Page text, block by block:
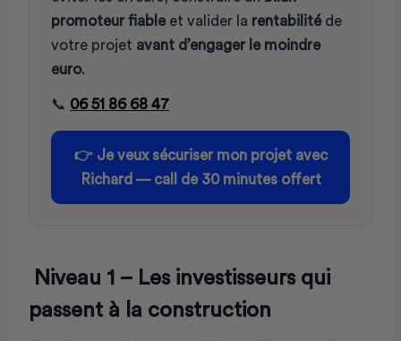
promoteur fiableet valider la rentabilitéde
votre projet avant d’engager le moindre
euro.
📞 06 51 86 68 47
👉 Je veux sécuriser mon projet avec
Richard — call de 30 minutes offert
Niveau 1 – Les investisseurs qui
passent à la construction